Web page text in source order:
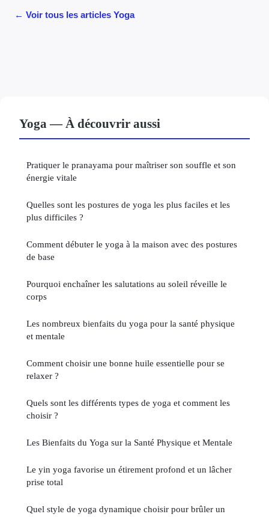
← Voir tous les articles Yoga
Yoga — À découvrir aussi
Pratiquer le pranayama pour maîtriser son souffle et son
énergie vitale
Quelles sont les postures de yoga les plus faciles et les
plus difficiles ?
Comment débuter le yoga à la maison avec des postures
de base
Pourquoi enchaîner les salutations au soleil réveille le
corps
Les nombreux bienfaits du yoga pour la santé physique
et mentale
Comment choisir une bonne huile essentielle pour se
relaxer ?
Quels sont les différents types de yoga et comment les
choisir ?
Les Bienfaits du Yoga sur la Santé Physique et Mentale
Le yin yoga favorise un étirement profond et un lâcher
prise total
Quel style de yoga dynamique choisir pour brûler un